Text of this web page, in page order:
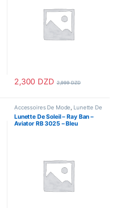
2,300 DZD 2,999DZD
Accessoires De Mode, Lunette De
Soleil Femme Lunettes Lunettes
De Soleil ,Lunettes De Soleil
Homme
Lunette De Soleil – Ray Ban –
Aviator RB 3025 – Bleu